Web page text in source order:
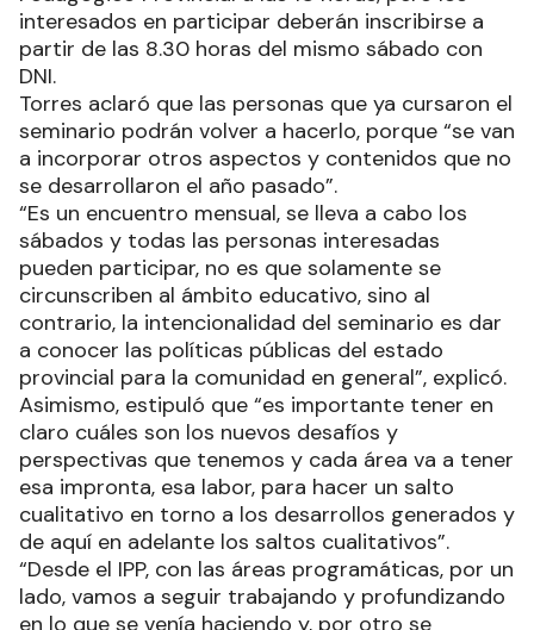
interesados en participar deberán inscribirse a
partir de las 8.30 horas del mismo sábado con
DNI.
Torres aclaró que las personas que ya cursaron el
seminario podrán volver a hacerlo, porque “se van
a incorporar otros aspectos y contenidos que no
se desarrollaron el año pasado”.
“Es un encuentro mensual, se lleva a cabo los
sábados y todas las personas interesadas
pueden participar, no es que solamente se
circunscriben al ámbito educativo, sino al
contrario, la intencionalidad del seminario es dar
a conocer las políticas públicas del estado
provincial para la comunidad en general”, explicó.
Asimismo, estipuló que “es importante tener en
claro cuáles son los nuevos desafíos y
perspectivas que tenemos y cada área va a tener
esa impronta, esa labor, para hacer un salto
cualitativo en torno a los desarrollos generados y
de aquí en adelante los saltos cualitativos”.
“Desde el IPP, con las áreas programáticas, por un
lado, vamos a seguir trabajando y profundizando
en lo que se venía haciendo y, por otro se